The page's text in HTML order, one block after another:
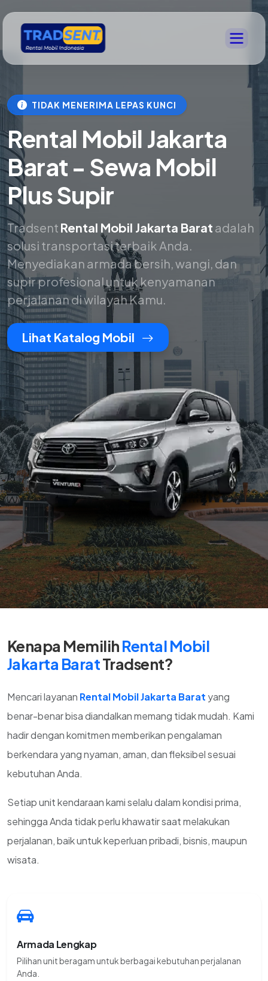
TIDAK MENERIMA LEPAS KUNCI
Rental Mobil Jakarta
Barat - Sewa Mobil
Plus Supir
Tradsent Rental Mobil Jakarta Barat adalah
solusi transportasi terbaik Anda.
Menyediakan armada bersih, wangi, dan
supir profesional untuk kenyamanan
perjalanan di wilayah Kamu.
Lihat Katalog Mobil
Kenapa MemilihRental Mobil
Jakarta BaratTradsent?
Mencari layanan Rental Mobil Jakarta Barat yang
benar-benar bisa diandalkan memang tidak mudah. Kami
hadir dengan komitmen memberikan pengalaman
berkendara yang nyaman, aman, dan fleksibel sesuai
kebutuhan Anda.
Setiap unit kendaraan kami selalu dalam kondisi prima,
sehingga Anda tidak perlu khawatir saat melakukan
perjalanan, baik untuk keperluan pribadi, bisnis, maupun
wisata.
Armada Lengkap
Pilihan unit beragam untuk berbagai kebutuhan perjalanan
Anda.